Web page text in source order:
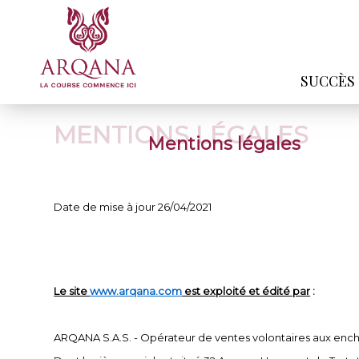
SUCCÈS
MENTIONS LÉGALES
Mentions légales
Date de mise à jour 26/04/2021
Le sitewww.arqana.com est exploité et édité par :
ARQANA S.A.S. - Opérateur de ventes volontaires aux